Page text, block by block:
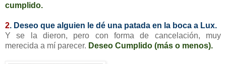
cumplido.
2. Deseo que alguien le dé una patada en la boca a Lux.
Y se la dieron, pero con forma de cancelación, muy
merecida a mí parecer. Deseo Cumplido (más o menos).